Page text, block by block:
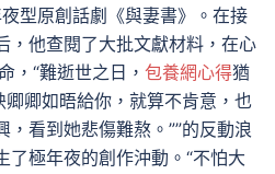
型原創話劇《與妻書》。在接
，他查閱了大批文獻材料，在心
，“難逝世之日， 包養網心得猶
卿卿如晤給你，就算不肯意，也
看到她悲傷難熬。””的反動浪
了極年夜的創作沖動。“不怕大